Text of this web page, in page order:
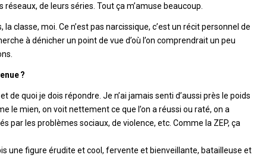
de leurs séries. Tout ça m’amuse beaucoup.
classe, moi. Ce n’est pas narcissique, c’est un récit personnel de
à dénicher un point de vue d’où l’on comprendrait un peu
?
quoi je dois répondre. Je n’ai jamais senti d’aussi près le poids
le mien, on voit nettement ce que l’on a réussi ou raté, on a
par les problèmes sociaux, de violence, etc. Comme la ZEP, ça
une figure érudite et cool, fervente et bienveillante, batailleuse et